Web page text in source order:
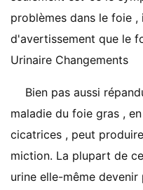
problèmes dans le foie
d'avertissement que le
Urinaire Changements
Bien pas aussi
maladie du foie gras ,
cicatrices , peut
miction. La plupart de
urine elle-même